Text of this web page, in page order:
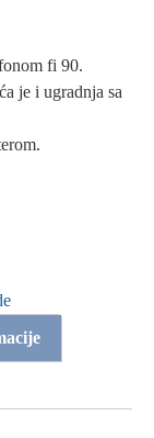
fi 90.
je i ugradnja sa